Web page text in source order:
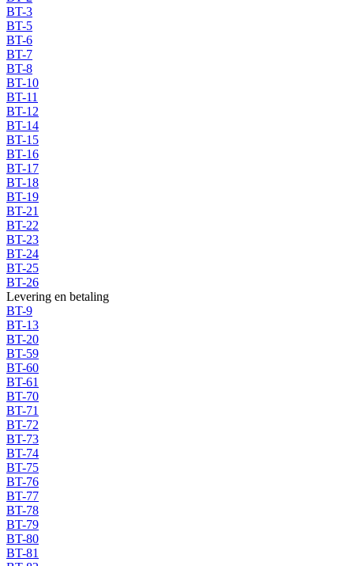
BT-3
BT-5
BT-6
BT-7
BT-8
BT-10
BT-11
BT-12
BT-14
BT-15
BT-16
BT-17
BT-18
BT-19
BT-21
BT-22
BT-23
BT-24
BT-25
BT-26
Levering en betaling
BT-9
BT-13
BT-20
BT-59
BT-60
BT-61
BT-70
BT-71
BT-72
BT-73
BT-74
BT-75
BT-76
BT-77
BT-78
BT-79
BT-80
BT-81